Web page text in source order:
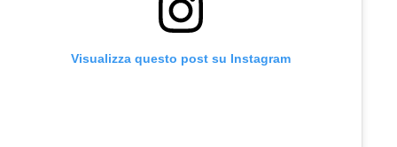
Visualizza questo post su Instagram